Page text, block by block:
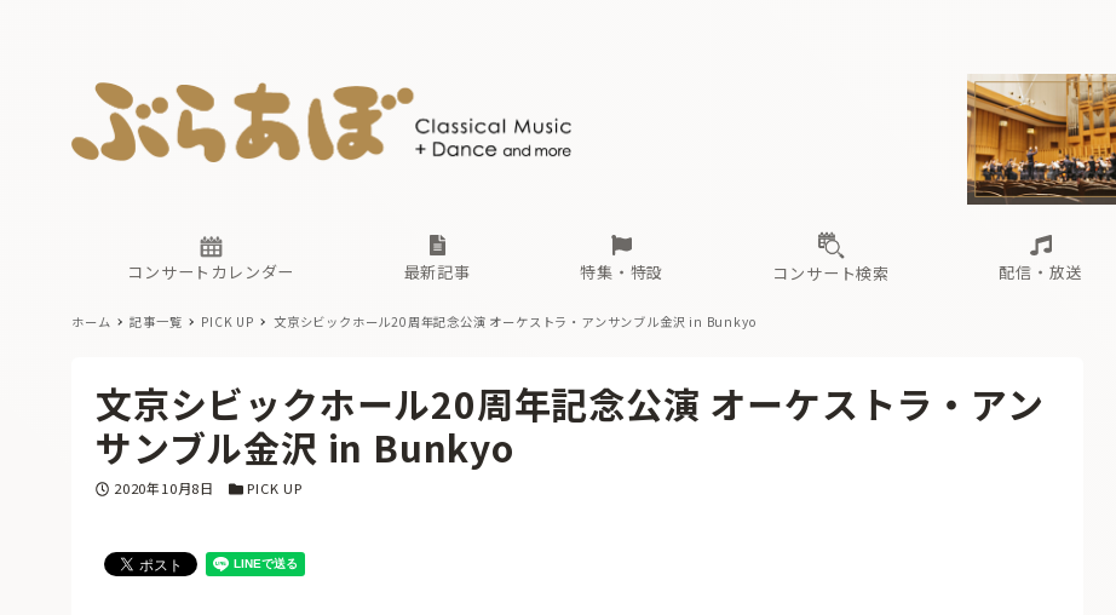
コンサートカレンダー 最新記事
古楽とその先と オーケストラの楽屋から 海の向こうの音楽家
過去の連載
特集・特設
現場のプロが推す！間違いないオーケストラコンサート
過去の特集
コンサート検索 配信・放送
無料ライブ配信スケジュール 有料ライブ配信スケジュール
さ た な は ま
古楽とその先と 海の向こうの音楽家 Aからの眺望
過去の特集
無料ライブ配信スケジュール
あ か さ
ホーム 記事一覧 PICK UP 文京シビックホール20周年記念公演 オーケストラ・アンサンブル金沢 in Bunkyo
文京シビックホール20周年記念公演 オーケストラ・アン
サンブル金沢 in Bunkyo
投稿日
2020年10月8日 カテゴリー
PICK UP